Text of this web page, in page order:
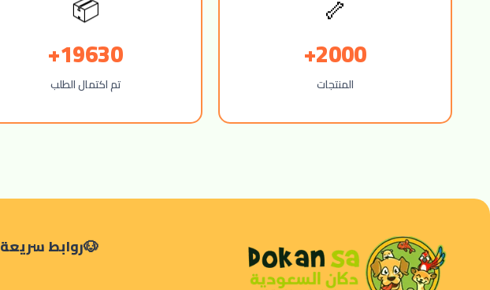
🦴
2000+
المنتجات
📦
19630+
تم اكتمال الطلب
روابط سريعة